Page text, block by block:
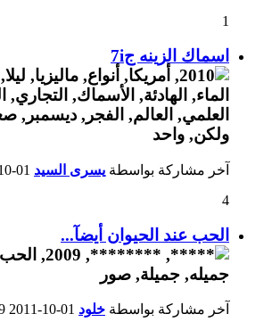
1
اسماك الزينه ج7i
آخر مشاركة بواسطة يسرى السيد
4
الحب عند الحيوان أيضآ...
آخر مشاركة بواسطة خلود